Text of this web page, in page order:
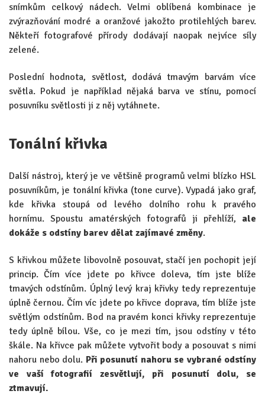
snímkům celkový nádech. Velmi oblíbená kombinace je
zvýrazňování modré a oranžové jakožto protilehlých barev.
Někteří fotografové přírody dodávají naopak nejvíce síly
zelené.
Poslední hodnota, světlost, dodává tmavým barvám více
světla. Pokud je například nějaká barva ve stínu, pomocí
posuvníku světlosti ji z něj vytáhnete.
Tonální křivka
Další nástroj, který je ve většině programů velmi blízko HSL
posuvníkům, je tonální křivka (tone curve). Vypadá jako graf,
kde křivka stoupá od levého dolního rohu k pravého
hornímu. Spoustu amatérských fotografů ji přehlíží, ale
dokáže s odstíny barev dělat zajímavé změny.
S křivkou můžete libovolně posouvat, stačí jen pochopit její
princip. Čím více jdete po křivce doleva, tím jste blíže
tmavých odstínům. Úplný levý kraj křivky tedy reprezentuje
úplně černou. Čím víc jdete po křivce doprava, tím blíže jste
světlým odstínům. Bod na pravém konci křivky reprezentuje
tedy úplně bílou. Vše, co je mezi tím, jsou odstíny v této
škále. Na křivce pak můžete vytvořit body a posouvat s nimi
nahoru nebo dolu. Při posunutí nahoru se vybrané odstíny
ve vaší fotografií zesvětlují, při posunutí dolu, se
ztmavují.